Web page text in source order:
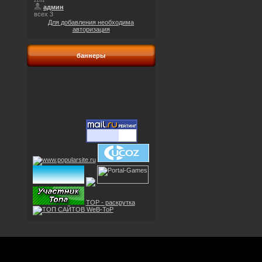
Для добавления необходима
авторизация
баннеры
TOP - раскрутка